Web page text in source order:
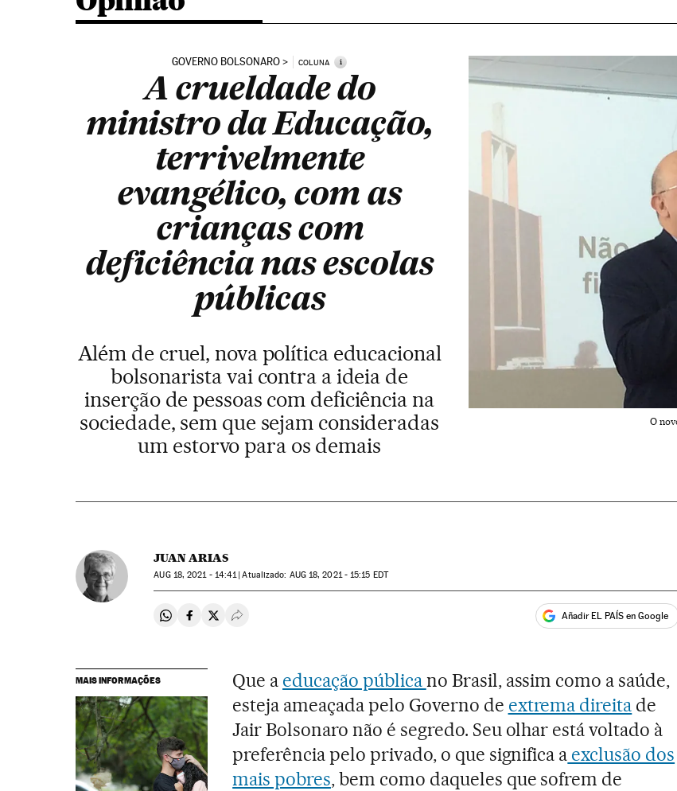
GOVERNO BOLSONARO COLUNA i
A crueldade do
ministro da Educação,
terrivelmente
evangélico, com as
crianças com
deficiência nas escolas
públicas
Além de cruel, nova política educacional
bolsonarista vai contra a ideia de
inserção de pessoas com deficiência na
sociedade, sem que sejam consideradas
um estorvo para os demais
O
JUAN ARIAS
AUG18, 2021 - 14:41 atualizado: AUG18, 2021 - 15:15 EDT
Compartir en Whatsapp
Compartir en Facebook
Compartir en Twitter
Desplegar Redes Sociales Añadir EL PAÍS en Google
MAIS INFORMAÇÕES Que a educação públicano Brasil, assim como a saúde,
esteja ameaçada pelo Governo de extrema direita de
Jair Bolsonaro não é segredo. Seu olhar está voltado à
preferência pelo privado, o que significa a exclusão dos
mais pobres, bem como daqueles que sofrem de